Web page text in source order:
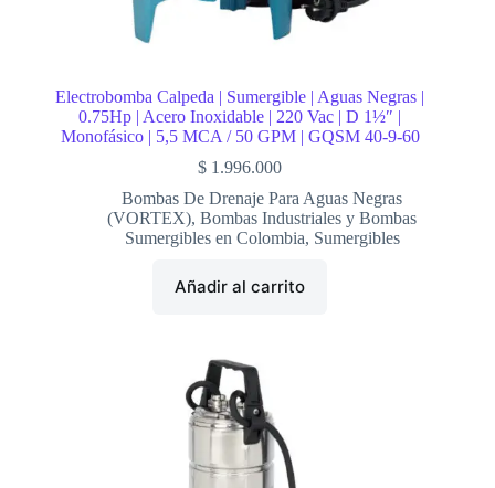
Electrobomba Calpeda | Sumergible | Aguas Negras |
0.75Hp | Acero Inoxidable | 220 Vac | D 1½″ |
Monofásico | 5,5 MCA / 50 GPM | GQSM 40-9-60
$ 1.996.000
Bombas De Drenaje Para Aguas Negras
(VORTEX),Bombas Industriales y Bombas
Sumergibles en Colombia, Sumergibles
Añadir al carrito